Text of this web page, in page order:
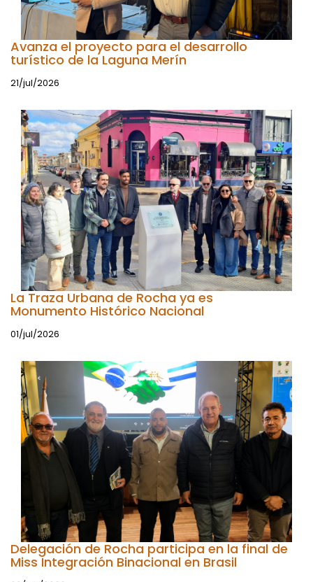
Avanza el proyecto para el desarrollo
turístico de la Laguna Merín
21/jul/2026
La Traza Urbana de Rocha ya es
Monumento Histórico Nacional
01/jul/2026
Delegación de Rocha participa en la final de
Miss Integración Binacional en Brasil